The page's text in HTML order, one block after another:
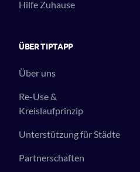
Hilfe Zuhause
ÜBER TIPTAPP
Über uns
Re-Use &
Kreislaufprinzip
Unterstützung für Städte
Partnerschaften